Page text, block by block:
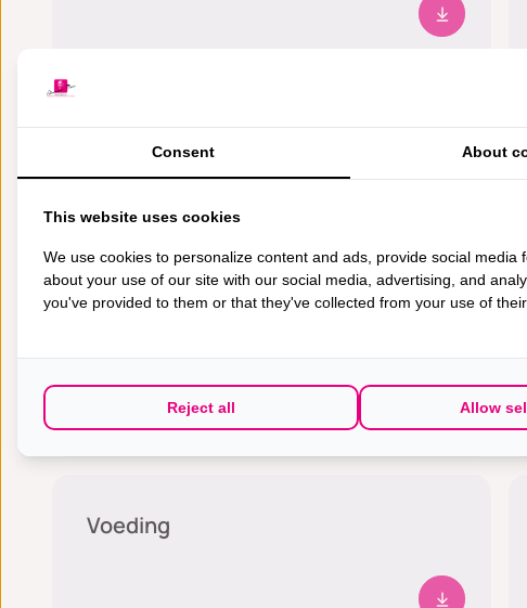
Mammografie
Medische zorg
Voeding
Consent About
This website uses cookies
We use cookies to personalize content and ads, provide social
about your use of our site with our social media, advertising, and
you've provided to them or that they've collected from your use of their
Reject all Allow